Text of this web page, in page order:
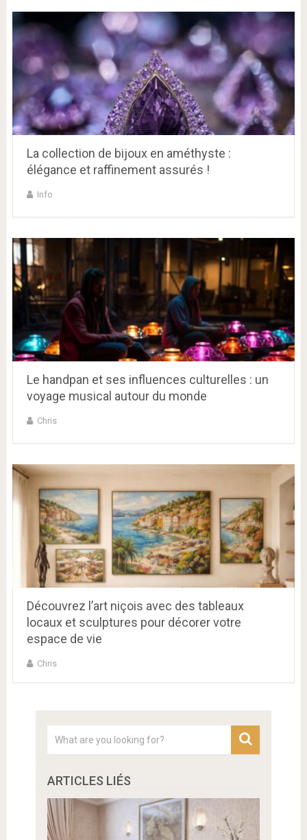
La collection de bijoux en améthyste :
élégance et raffinement assurés !
Info
Le handpan et ses influences culturelles : un
voyage musical autour du monde
Chris
Découvrez l’art niçois avec des tableaux
locaux et sculptures pour décorer votre
espace de vie
Chris
ARTICLES LIÉS